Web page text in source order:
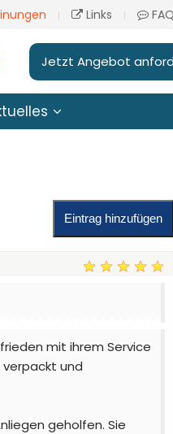
Links FAQ
Jetzt Angebot
Eintrag hinzufügen
mit ihrem Service
und
geholfen. Sie